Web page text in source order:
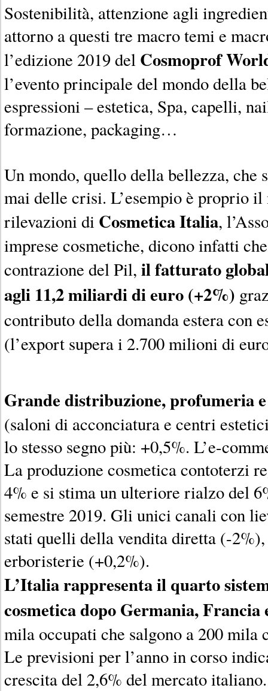
Sostenibilità, attenzione agli
attorno a questi tre macro temi e
l’edizione 2019 del Cosmoprof
l’evento principale del mondo della
espressioni – estetica, Spa, capelli,
formazione, packaging…
Un mondo, quello della bellezza, che
mai delle crisi. L’esempio è proprio il
rilevazioni di Cosmetica Italia,
imprese cosmetiche, dicono infatti
contrazione del Pil, il fatturato
agli 11,2 miliardi di euro (+2%)
contributo della domanda estera con
(l’export supera i 2.700 milioni di
Grande distribuzione, profumeria
(saloni di acconciatura e centri
lo stesso segno più: +0,5%. L’e-
La produzione cosmetica contoterzi
4% e si stima un ulteriore rialzo del
semestre 2019. Gli unici canali con
stati quelli della vendita diretta (-
erboristerie (+0,2%).
L’Italia rappresenta il quarto
cosmetica dopo Germania, Francia
mila occupati che salgono a 200 mila
Le previsioni per l’anno in corso
crescita del 2,6% del mercato italiano.